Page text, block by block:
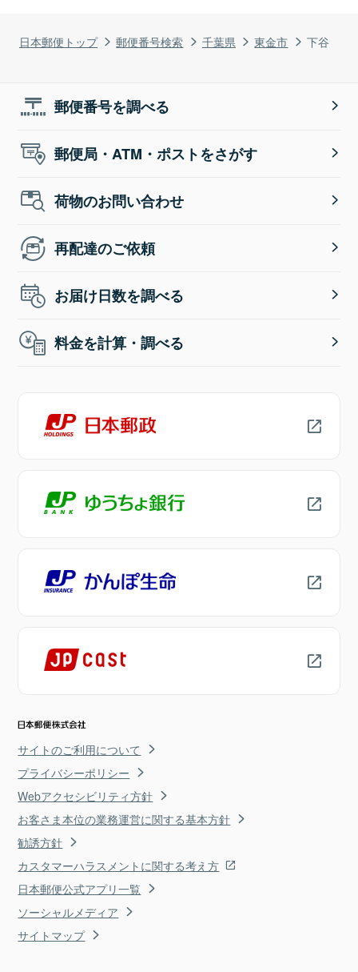
日本郵便トップ 郵便番号検索 千葉県 東金市 下谷
郵便番号を調べる
郵便局・ATM・ポストをさがす
荷物のお問い合わせ
再配達のご依頼
お届け日数を調べる
料金を計算・調べる
サイトのご利用について
プライバシーポリシー
Webアクセシビリティ方針
お客さま本位の業務運営に関する基本方針
勧誘方針
カスタマーハラスメントに関する考え方
日本郵便公式アプリ一覧
ソーシャルメディア
サイトマップ